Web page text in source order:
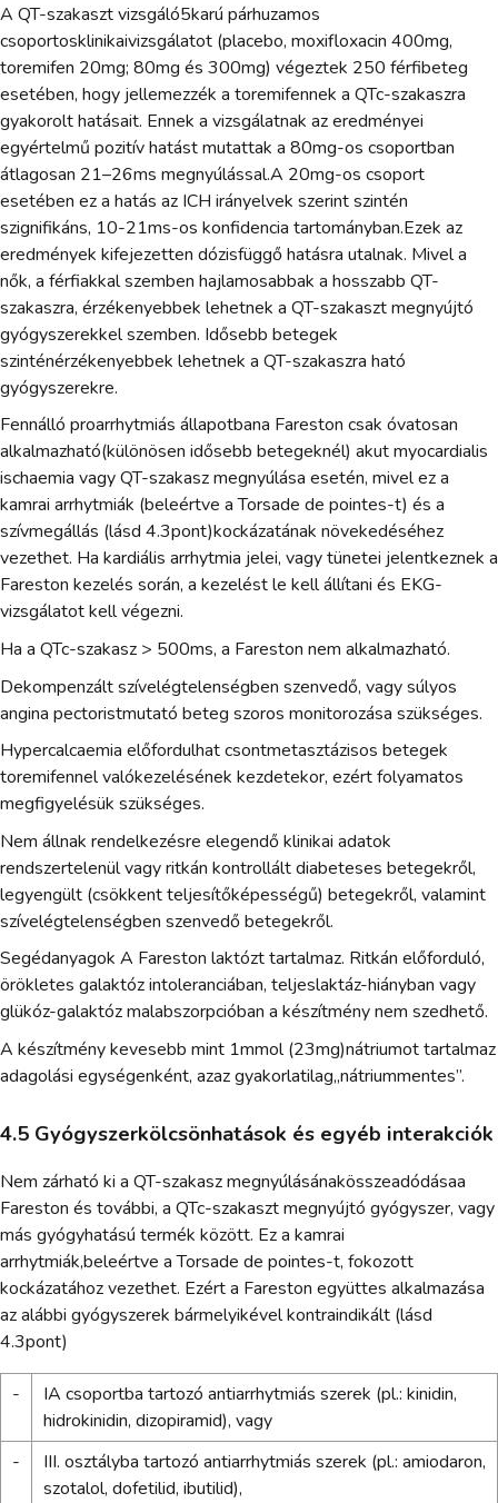
A QT-szakaszt vizsgáló5karú párhuzamos
csoportosklinikaivizsgálatot (placebo, moxifloxacin 400mg,
toremifen 20mg; 80mg és 300mg) végeztek 250 férfibeteg
esetében, hogy jellemezzék a toremifennek a QTc-szakaszra
gyakorolt hatásait. Ennek a vizsgálatnak az eredményei
egyértelmű pozitív hatást mutattak a 80mg-os csoportban
átlagosan 21–26ms megnyúlással.A 20mg-os csoport
esetében ez a hatás az ICH irányelvek szerint szintén
szignifikáns, 10-21ms-os konfidencia tartományban.Ezek az
eredmények kifejezetten dózisfüggő hatásra utalnak. Mivel a
nők, a férfiakkal szemben hajlamosabbak a hosszabb QT-
szakaszra, érzékenyebbek lehetnek a QT-szakaszt megnyújtó
gyógyszerekkel szemben. Idősebb betegek
szinténérzékenyebbek lehetnek a QT-szakaszra ható
gyógyszerekre.
Fennálló proarrhytmiás állapotbana Fareston csak óvatosan
alkalmazható(különösen idősebb betegeknél) akut myocardialis
ischaemia vagy QT-szakasz megnyúlása esetén, mivel ez a
kamrai arrhytmiák (beleértve a Torsade de pointes-t) és a
szívmegállás (lásd 4.3pont)kockázatának növekedéséhez
vezethet. Ha kardiális arrhytmia jelei, vagy tünetei jelentkeznek a
Fareston kezelés során, a kezelést le kell állítani és EKG-
vizsgálatot kell végezni.
Ha a QTc-szakasz > 500ms, a Fareston nem alkalmazható.
Dekompenzált szívelégtelenségben szenvedő, vagy súlyos
angina pectoristmutató beteg szoros monitorozása szükséges.
Hypercalcaemia előfordulhat csontmetasztázisos betegek
toremifennel valókezelésének kezdetekor, ezért folyamatos
megfigyelésük szükséges.
Nem állnak rendelkezésre elegendő klinikai adatok
rendszertelenül vagy ritkán kontrollált diabeteses betegekről,
legyengült (csökkent teljesítőképességű) betegekről, valamint
szívelégtelenségben szenvedő betegekről.
Segédanyagok A Fareston laktózt tartalmaz. Ritkán előforduló,
örökletes galaktóz intoleranciában, teljeslaktáz-hiányban vagy
glükóz-galaktóz malabszorpcióban a készítmény nem szedhető.
A készítmény kevesebb mint 1mmol (23mg)nátriumot tartalmaz
adagolási egységenként, azaz gyakorlatilag„nátriummentes”.
4.5 Gyógyszerkölcsönhatások és egyéb interakciók
Nem zárható ki a QT-szakasz megnyúlásánakösszeadódásaa
Fareston és további, a QTc-szakaszt megnyújtó gyógyszer, vagy
más gyógyhatású termék között. Ez a kamrai
arrhytmiák,beleértve a Torsade de pointes-t, fokozott
kockázatához vezethet. Ezért a Fareston együttes alkalmazása
az alábbi gyógyszerek bármelyikével kontraindikált (lásd
4.3pont)
-
IA csoportba tartozó antiarrhytmiás szerek (pl.: kinidin,
hidrokinidin, dizopiramid), vagy
-
III. osztályba tartozó antiarrhytmiás szerek (pl.: amiodaron,
szotalol, dofetilid, ibutilid),